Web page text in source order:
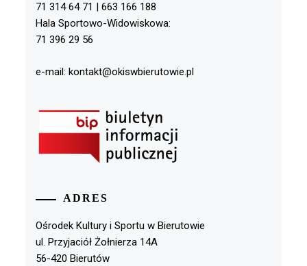
71 314 64 71 | 663 166 188
Hala Sportowo-Widowiskowa:
71 396 29 56
e-mail: kontakt@okiswbierutowie.pl
ADRES
Ośrodek Kultury i Sportu w Bierutowie
ul. Przyjaciół Żołnierza 14A
56-420 Bierutów